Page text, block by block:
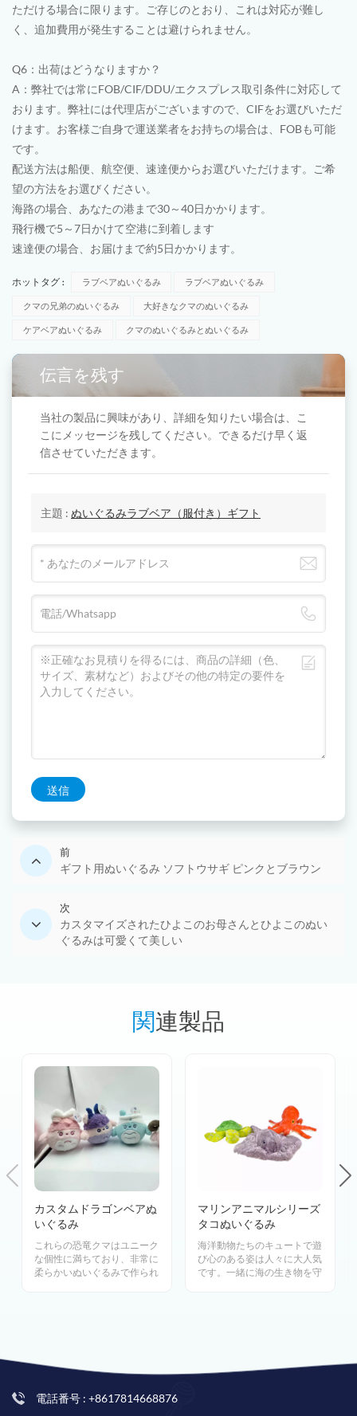
ただける場合に限ります。ご存じのとおり、これは対応が難し
く、追加費用が発生することは避けられません。
Q6：出荷はどうなりますか？
A：弊社では常にFOB/CIF/DDU/エクスプレス取引条件に対応して
おります。弊社には代理店がございますので、CIFをお選びいただ
けます。お客様ご自身で運送業者をお持ちの場合は、FOBも可能
です。
配送方法は船便、航空便、速達便からお選びいただけます。ご希
望の方法をお選びください。
海路の場合、あなたの港まで30～40日かかります。
飛行機で5～7日かけて空港に到着します
速達便の場合、お届けまで約5日かかります。
ホットタグ : ラブベアぬいぐるみ ラブベアぬいぐるみ
クマの兄弟のぬいぐるみ 大好きなクマのぬいぐるみ
ケアベアぬいぐるみ クマのぬいぐるみとぬいぐるみ
伝言を残す
当社の製品に興味があり、詳細を知りたい場合は、こ
こにメッセージを残してください。できるだけ早く返
信させていただきます。
主題 : ぬいぐるみラブベア（服付き）ギフト
送信
前
ギフト用ぬいぐるみ ソフトウサギ ピンクとブラウン
次
カスタマイズされたひよこのお母さんとひよこのぬい
ぐるみは可愛くて美しい
関連製品
カスタムドラゴンベアぬ
いぐるみ
これらの恐竜クマはユニーク
な個性に満ちており、非常に
柔らかいぬいぐるみで作られ
マリンアニマルシリーズ
タコぬいぐるみ
海洋動物たちのキュートで遊
び心のある姿は人々に大人気
です。一緒に海の生き物を守
電話番号 : +8617814668876